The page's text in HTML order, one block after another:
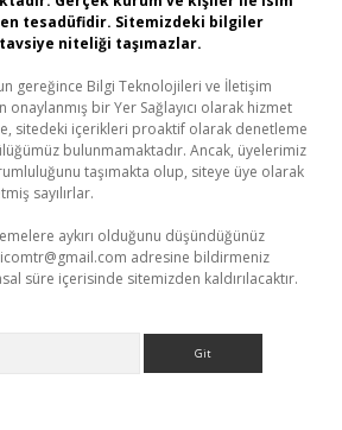
tesadüfidir. Sitemizdeki bilgiler
niteliği taşımazlar.
gereğince Bilgi Teknolojileri ve İletişim
onaylanmış bir Yer Sağlayıcı olarak hizmet
sitedeki içerikleri proaktif olarak denetleme
bulunmamaktadır. Ancak, üyelerimiz
taşımakta olup, siteye üye olarak
sayılırlar.
aykırı olduğunu düşündüğünüz
adresine bildirmeniz
süre içerisinde sitemizden kaldırılacaktır.